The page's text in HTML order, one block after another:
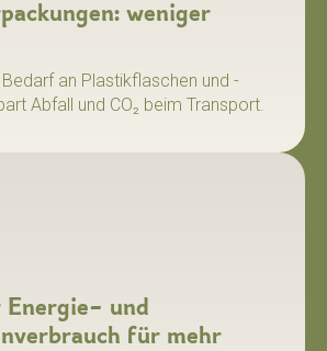
weniger
an Plastikflaschen und -
Abfall und CO₂ beim Transport.
Energie- und
für mehr